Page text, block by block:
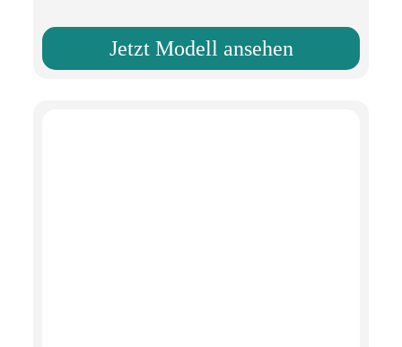
Jetzt Modell ansehen